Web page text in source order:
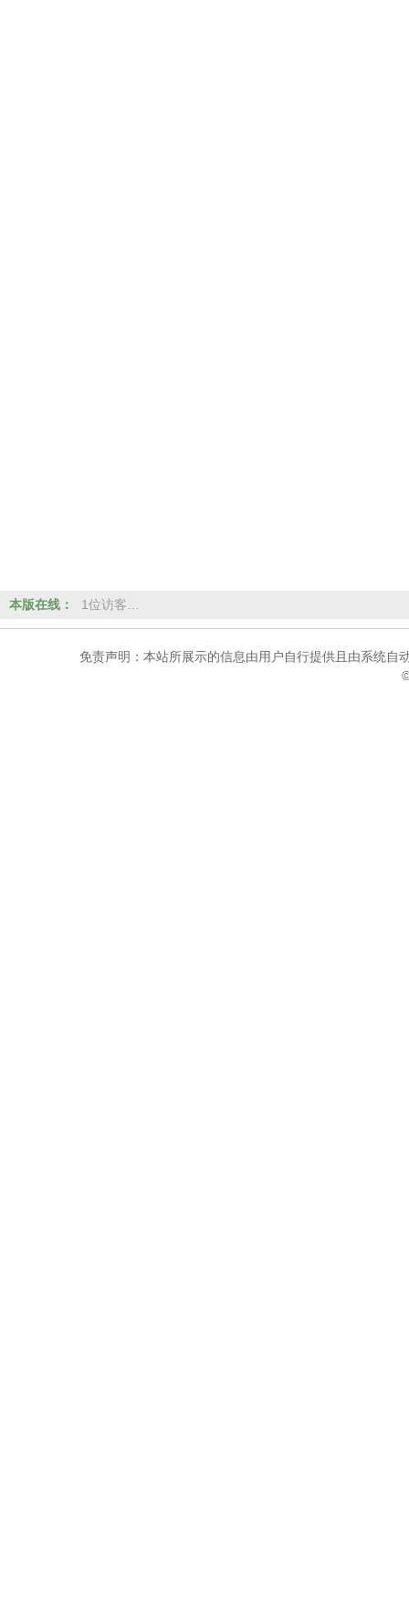
本版在线： 1位访客…
免责声明：本站所展示的信息由用户自行提供且由系统